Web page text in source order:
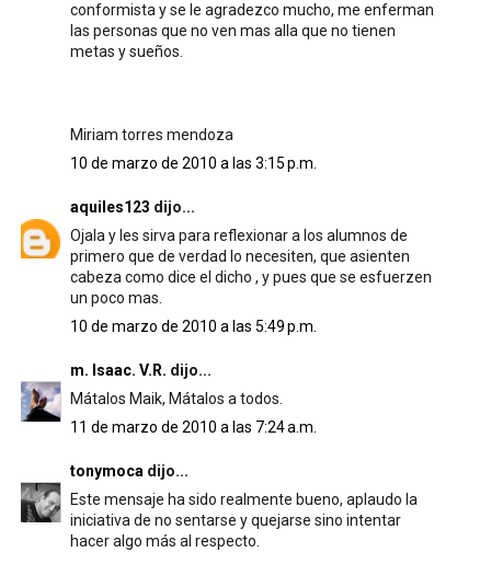
conformista y se le agradezco mucho, me enferman
las personas que no ven mas alla que no tienen
metas y sueños.
Miriam torres mendoza
10 de marzo de 2010 a las 3:15 p.m.
aquiles123 dijo...
Ojala y les sirva para reflexionar a los alumnos de
primero que de verdad lo necesiten, que asienten
cabeza como dice el dicho , y pues que se esfuerzen
un poco mas.
10 de marzo de 2010 a las 5:49 p.m.
m. Isaac. V.R. dijo...
Mátalos Maik, Mátalos a todos.
11 de marzo de 2010 a las 7:24 a.m.
tonymoca dijo...
Este mensaje ha sido realmente bueno, aplaudo la
iniciativa de no sentarse y quejarse sino intentar
hacer algo más al respecto.